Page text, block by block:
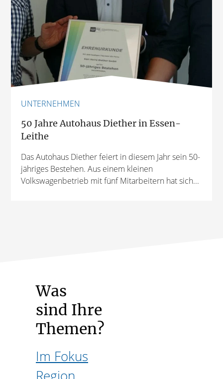
UNTERNEHMEN
50 Jahre Autohaus Diether in Essen-
Leithe
Das Autohaus Diether feiert in diesem Jahr sein 50-
jähriges Bestehen. Aus einem kleinen
Volkswagenbetrieb mit fünf Mitarbeitern hat sich...
Was
sind Ihre
Themen?
Im Fokus